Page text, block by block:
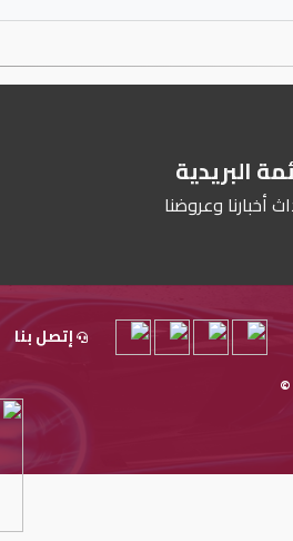
البريدية
أخبارنا وعروضنا
إتصل بنا